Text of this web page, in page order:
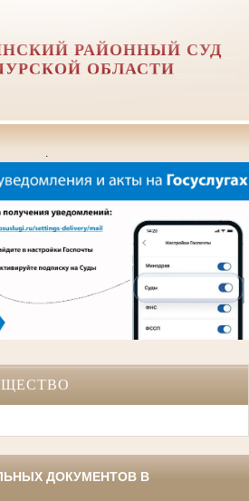
РАЙОННЫЙ СУД
ОБЛАСТИ
.
ДОКУМЕНТОВ В